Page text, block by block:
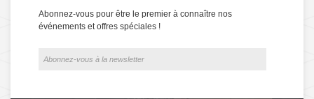
Abonnez-vous pour être le premier à connaître nos
événements et offres spéciales !